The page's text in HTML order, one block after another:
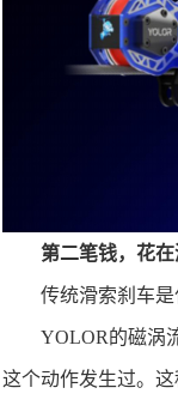
第二笔钱，花在
传统滑索刹车是
YOLOR的磁涡
这个动作发生过。